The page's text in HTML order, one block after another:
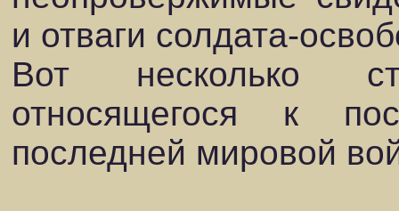
и отваги солдата-
Вот несколько
относящегося к
последней мировой